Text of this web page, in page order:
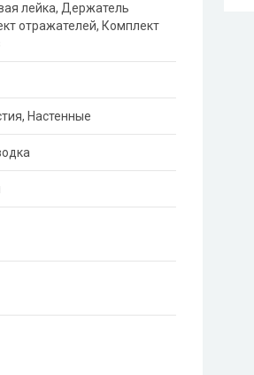
лейка, Держатель
отражателей, Комплект
Настенные